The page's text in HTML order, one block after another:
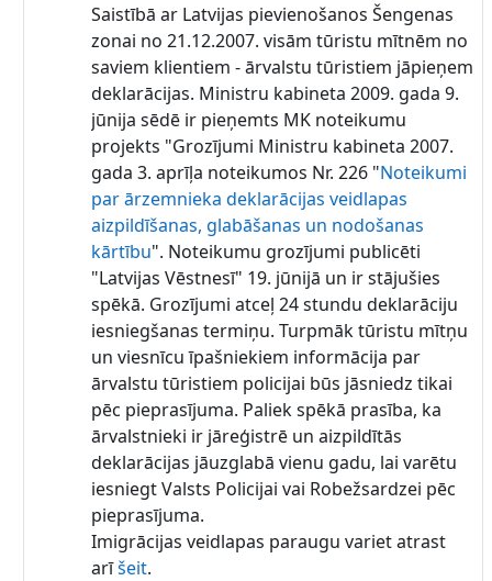
Saistībā ar Latvijas pievienošanos Šengenas
zonai no 21.12.2007. visām tūristu mītnēm no
saviem klientiem - ārvalstu tūristiem jāpieņem
deklarācijas. Ministru kabineta 2009. gada 9.
jūnija sēdē ir pieņemts MK noteikumu
projekts "Grozījumi Ministru kabineta 2007.
gada 3. aprīļa noteikumos Nr. 226 "Noteikumi
par ārzemnieka deklarācijas veidlapas
aizpildīšanas, glabāšanas un nodošanas
kārtību". Noteikumu grozījumi publicēti
"Latvijas Vēstnesī" 19. jūnijā un ir stājušies
spēkā. Grozījumi atceļ 24 stundu deklarāciju
iesniegšanas termiņu. Turpmāk tūristu mītņu
un viesnīcu īpašniekiem informācija par
ārvalstu tūristiem policijai būs jāsniedz tikai
pēc pieprasījuma. Paliek spēkā prasība, ka
ārvalstnieki ir jāreģistrē un aizpildītās
deklarācijas jāuzglabā vienu gadu, lai varētu
iesniegt Valsts Policijai vai Robežsardzei pēc
pieprasījuma.
Imigrācijas veidlapas paraugu variet atrast
arīšeit.